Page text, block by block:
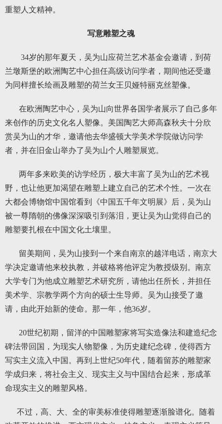
重塑人文精神。
写意雕塑之魂
34岁的那年夏天，吴为山应荷兰艺术基金会邀请，到荷
兰墩斯堡的欧洲陶艺中心担任高级访问学者，期间他还受邀
为同样擅长绘画及雕塑的荷兰女王贝娅特丽克丝塑像。
在欧洲陶艺中心，吴为山向世界各国学者展示了自己多年
来创作的历史文化名人塑像。美国陶艺大师高森秋夫十分欣
赏吴为山的才华，邀请他去华盛顿大学美术学院做访问学
者，并在旧金山举办了吴为山个人雕塑展览。
两年多来欧美的访学经历，极大丰富了吴为山的艺术视
野，也让他更加渴望在雕塑上建立自己的艺术个性。一次在
大都会博物馆中国馆看到《中国五千年文明展》后，吴为山
被一尊隋朝的佛像深深吸引到落泪，更让吴为山觉得自己的
雕塑要扎根在中国文化土壤里。
留美期间，吴为山接到一个来自南京的越洋电话，南京大
学决定邀请他来校执教，并破格将他评定为教授级别。南京
大学专门为他成立雕塑艺术研究所，请他出任所长，并担任
美术学、宗教学两个方向的硕士生导师。吴为山接受了邀
请，由此开始新的使命。那一年，他36岁。
20世纪初期，留洋的中国雕塑家将写实造像法和建造纪念
碑法带回国，为现实人物塑像，为历史建纪念碑，使得西方
写实主义流入中国。再到上世纪50年代，随着留苏的雕塑家
学成归来，将社会主义、现实主义与中国结合起来，形成革
命现实主义的雕塑风格。
不过，高、大、全的审美标准使得雕塑逐渐脸谱化。随着